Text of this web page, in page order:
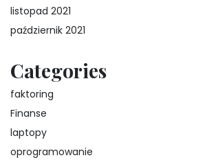
listopad 2021
październik 2021
Categories
faktoring
Finanse
laptopy
oprogramowanie